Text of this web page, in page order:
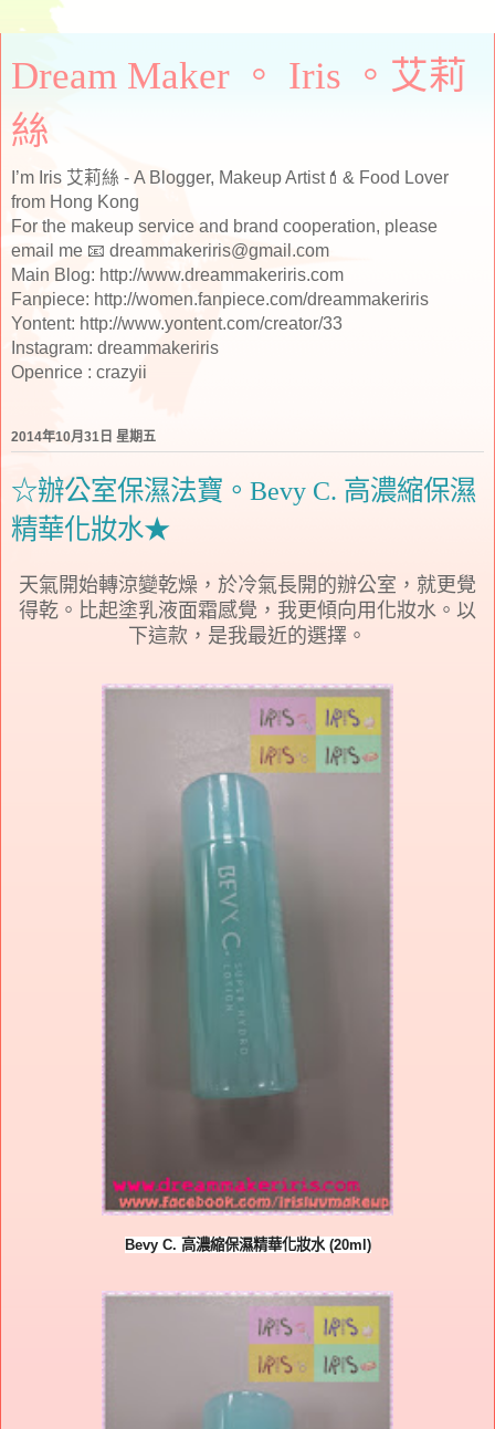
Dream Maker 。 Iris 。艾莉
絲
I’m Iris 艾莉絲 - A Blogger, Makeup Artist💄& Food Lover
from Hong Kong
For the makeup service and brand cooperation, please
email me 📧 dreammakeriris@gmail.com
Main Blog: http://www.dreammakeriris.com
Fanpiece: http://women.fanpiece.com/dreammakeriris
Yontent: http://www.yontent.com/creator/33
Instagram: dreammakeriris
Openrice : crazyii
2014年10月31日 星期五
☆辦公室保濕法寶。Bevy C. 高濃縮保濕
精華化妝水★
天氣開始轉涼變乾燥，於冷氣長開的辦公室，就更覺
得乾。比起塗乳液面霜感覺，我更傾向用化妝水。以
下這款，是我最近的選擇。
Bevy C. 高濃縮保濕精華化妝水 (20ml)